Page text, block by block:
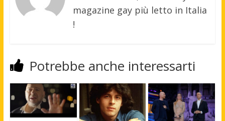
magazine gay più letto in Italia
!
Potrebbe anche interessarti